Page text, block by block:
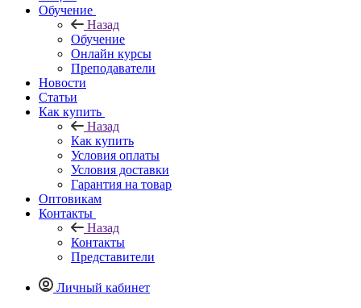
Обучение
Назад
Обучение
Онлайн курсы
Преподаватели
Новости
Статьи
Как купить
Назад
Как купить
Условия оплаты
Условия доставки
Гарантия на товар
Оптовикам
Контакты
Назад
Контакты
Представители
Личный кабинет